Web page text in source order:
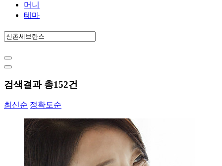
머니
테마
검색결과 총152건
최신순 정확도순